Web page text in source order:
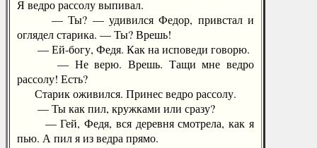
Я ведро рассолу выпивал.
— Ты? — удивился Федор, привстал и
оглядел старика. — Ты? Врешь!
— Ей-богу, Федя. Как на исповеди говорю.
— Не верю. Врешь. Тащи мне ведро
рассолу! Есть?
Старик оживился. Принес ведро рассолу.
— Ты как пил, кружками или сразу?
— Гей, Федя, вся деревня смотрела, как я
пью. А пил я из ведра прямо.